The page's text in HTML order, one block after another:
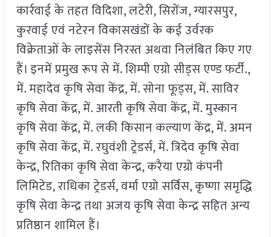
कार्रवाई के तहत विदिशा, लटेरी, सिरोंज, ग्यारसपुर,
कुरवाई एवं नटेरन विकासखंडों के कई उर्वरक
विक्रेताओं के लाइसेंस निरस्त अथवा निलंबित किए गए
हैं। इनमें प्रमुख रूप से में. शिम्पी एग्रो सीड्स एण्ड फर्टी.,
में. महादेव कृषि सेवा केंद्र, में. सोना फूड्स, में. साविर
कृषि सेवा केंद्र, में. आरती कृषि सेवा केंद्र, में. मुस्कान
कृषि सेवा केंद्र, में. लकी किसान कल्याण केंद्र, में. अमन
कृषि सेवा केंद्र, में. रघुवंशी ट्रेडर्स, में. त्रिदेव कृषि सेवा
केन्द्र, रितिका कृषि सेवा केन्द्र, करैया एग्रो कंपनी
लिमिटेड, राधिका ट्रेडर्स, वर्मा एग्रो सर्विस, कृष्णा समृद्धि
कृषि सेवा केन्द्र तथा अजय कृषि सेवा केन्द्र सहित अन्य
प्रतिष्ठान शामिल हैं।